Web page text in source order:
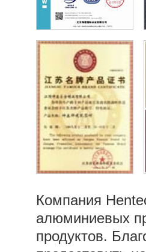
Компания
алюминиевых
продуктов.